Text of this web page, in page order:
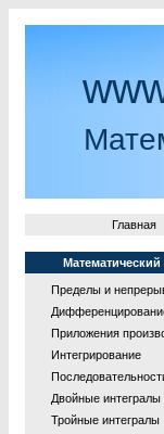
Главная
Математический
Пределы и
Приложения
Интегрирование
Двойные интегралы
Тройные интегралы